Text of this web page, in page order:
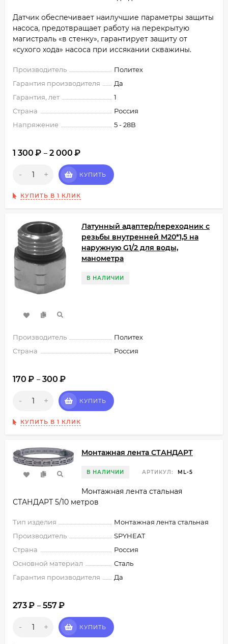
Датчик обеспечивает наилучшие параметры защиты
насоса, предотвращает работу на перекрытую
магистраль «в стенку», гарантирует защиту от
«сухого хода» насоса при иссякании скважины.
Производитель
Политех
Гарантия производителя
Да
Гарантия, лет
1
Страна
Россия
Напряжение
5 - 28В
1 300 ₽ – 2 000 ₽
- + КУПИТЬ
КУПИТЬ В 1 КЛИК
Латунный адаптер/переходник с
резьбы внутренней M20*1,5 на
наружную G1/2 для воды,
манометра
В НАЛИЧИИ
Производитель
Политех
Страна
Россия
170 ₽ – 300 ₽
- + КУПИТЬ
КУПИТЬ В 1 КЛИК
Монтажная лента СТАНДАРТ
В НАЛИЧИИ АРТИКУЛ: ML-5
Монтажная лента стальная
СТАНДАРТ 5/10 метров
Тип изделия
Монтажная лента стальная
Производитель
SPYHEAT
Страна
Россия
Основной материал
Сталь
Гарантия производителя
Да
273₽ – 557₽
- + КУПИТЬ